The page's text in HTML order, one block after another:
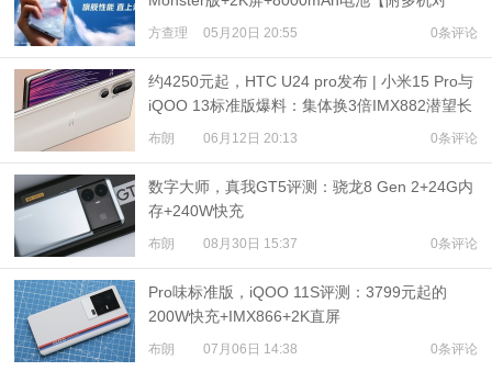
比】
方查理 05月20日 20:55 0条评论
约4250元起，HTC U24 pro发布 | 小米15 Pro与
iQOO 13标准版爆料：集体换3倍IMX882潜望长
焦？
布朗 06月12日 20:13 0条评论
数字大师，真我GT5评测：骁龙8 Gen 2+24G内
存+240W快充
布朗 08月30日 15:37 0条评论
Pro味标准版，iQOO 11S评测：3799元起的
200W快充+IMX866+2K直屏
布朗 07月06日 14:38 0条评论